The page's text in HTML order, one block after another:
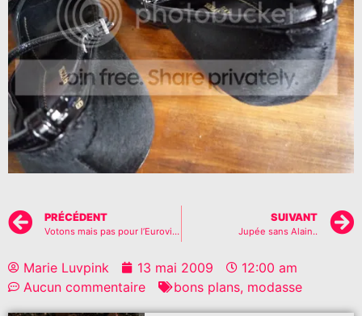
PRÉCÉDENT
Votons mais pas pour l’Eurovision..
SUIVANT
Jupée sans Alain..
Marie Luvpink 13 mai 2009
12:00 am
Aucun commentaire
bons plans, modasse